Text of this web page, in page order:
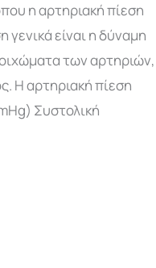
η αρτηριακή πίεση
γενικά είναι η δύναμη
των αρτηριών,
Η αρτηριακή πίεση
Συστολική